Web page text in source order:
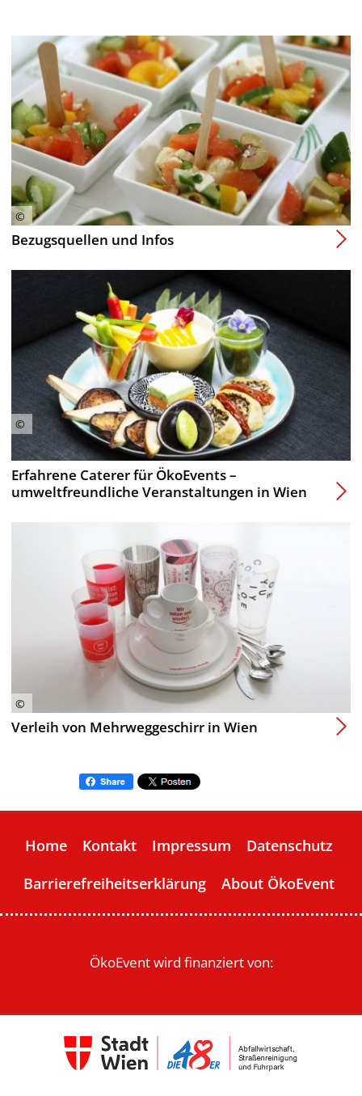
Bezugsquellen und Infos
Erfahrene Caterer für ÖkoEvents –
umweltfreundliche Veranstaltungen in Wien
Verleih von Mehrweggeschirr in Wien
Home Kontakt Impressum
Datenschutz
Barrierefreiheitserklärung
About ÖkoEvent
ÖkoEvent wird finanziert von: